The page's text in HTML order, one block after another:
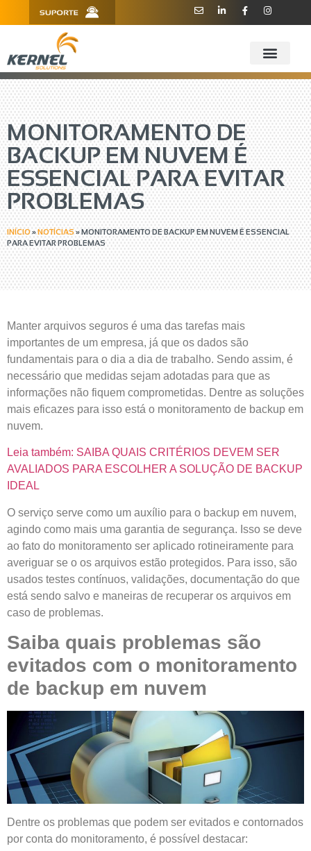
910 - CEP 13208-760 - Jundiaí/SP
MONITORAMENTO DE
BACKUP EM NUVEM É
ESSENCIAL PARA EVITAR
PROBLEMAS
INÍCIO»NOTÍCIAS»MONITORAMENTO DE BACKUP EM NUVEM É ESSENCIAL
PARA EVITAR PROBLEMAS
Manter arquivos seguros é uma das tarefas mais
importantes de um empresa, já que os dados são
fundamentais para o dia a dia de trabalho. Sendo assim, é
necessário que medidas sejam adotadas para que as
informações não fiquem comprometidas. Dentre as soluções
mais eficazes para isso está o monitoramento de backup em
nuvem.
Leia também: SAIBA QUAIS CRITÉRIOS DEVEM SER
AVALIADOS PARA ESCOLHER A SOLUÇÃO DE BACKUP
IDEAL
O serviço serve como um auxílio para o backup em nuvem,
agindo como mais uma garantia de segurança. Isso se deve
ao fato do monitoramento ser aplicado rotineiramente para
averiguar se o os arquivos estão protegidos. Para isso, são
usados testes contínuos, validações, documentação do que
está sendo salvo e maneiras de recuperar os arquivos em
caso de problemas.
Saiba quais problemas são
evitados com o monitoramento
de backup em nuvem
Dentre os problemas que podem ser evitados e contornados
por conta do monitoramento, é possível destacar: